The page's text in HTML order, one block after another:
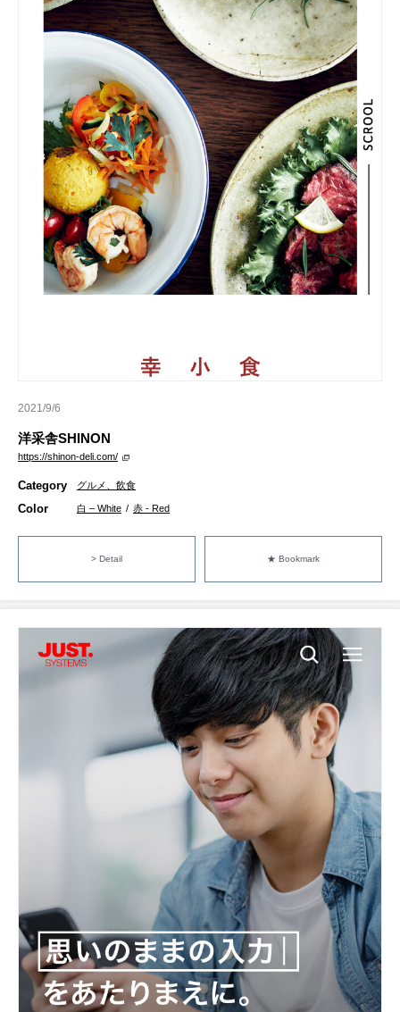
2021/9/6
洋采舎SHINON
https://shinon-deli.com/
Category グルメ、飲食
Color 白 – White / 赤 - Red
> Detail ★ Bookmark